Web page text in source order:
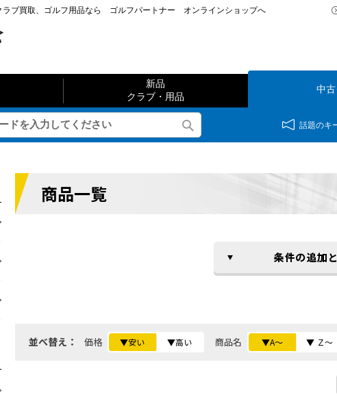
ラブ買取、ゴルフ用品なら ゴルフパートナー オンラインショップへ
新品
クラブ・用品
中
話題のキ
商品一覧
並べ替え： 価格 ▼安い ▼高い 商品名 ▼A～ ▼ Ｚ～